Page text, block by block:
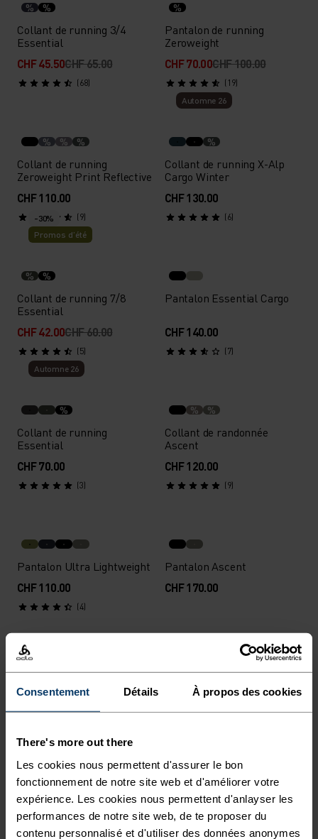
Consentement Détails À propos des cookies
There's more out there
Les cookies nous permettent d'assurer le bon
fonctionnement de notre site web et d'améliorer votre
expérience. Les cookies nous permettent d'anlayser les
performances de notre site web, de te proposer du
contenu personnalisé et d'utiliser des données anonymes
% %
Collant de running 3/4
Essential
CHF 45.50CHF 65.00
(68)
%
Pantalon de running
Zeroweight
CHF 70.00CHF 100.00
(19)
% % %
Collant de running
Zeroweight Print Reflective
CHF 110.00
(9)
Automne 26
%
Collant de running X-Alp
Cargo Winter
CHF 130.00
(6)
-30%
Promos d’été
% %
Collant de running 7/8
Essential
CHF 42.00CHF 60.00
(5)
Pantalon Essential Cargo
CHF 140.00
(7)
Automne 26
%
Collant de running
Essential
CHF 70.00
(3)
% %
Collant de randonnée
Ascent
CHF 120.00
(9)
Pantalon Ultra Lightweight
CHF 110.00
(4)
Pantalon Ascent
CHF 170.00
%
Pantalon X-Alp 3L
(4)
Pantalon de ski de fond
Zeroweight Elite Windproof
%
Collant de running
Zeroweight Print
Automne 26
% %
Collant de running
Essential Thermal